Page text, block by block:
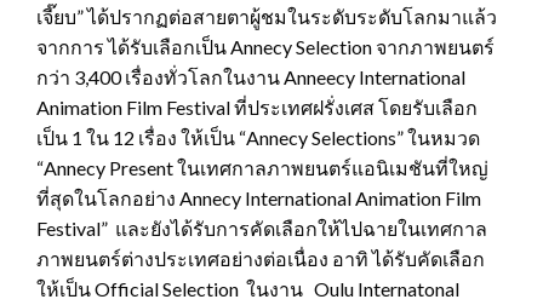
เจี๊ยบ” ได้ปรากฏต่อสายตาผู้ชมในระดับระดับโลกมาแล้ว
จากการ ได้รับเลือกเป็น Annecy Selection จากภาพยนตร์
กว่า 3,400 เรื่องทั่วโลกในงาน Anneecy International
Animation Film Festival ที่ประเทศฝรั่งเศส โดยรับเลือก
เป็น 1 ใน 12 เรื่อง ให้เป็น “Annecy Selections” ในหมวด
“Annecy Present ในเทศกาลภาพยนตร์แอนิเมชันที่ใหญ่
ที่สุดในโลกอย่าง Annecy International Animation Film
Festival” และยังได้รับการคัดเลือกให้ไปฉายในเทศกาล
ภาพยนตร์ต่างประเทศอย่างต่อเนื่อง อาทิ ได้รับคัดเลือก
ให้เป็น Official Selection ในงาน Oulu Internatonal